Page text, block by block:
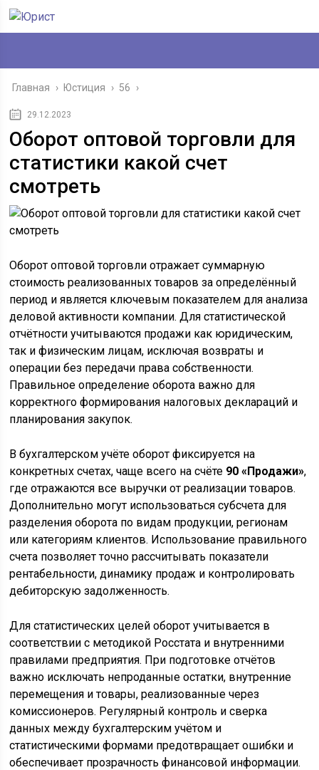
Главная › Юстиция › 56 ›
29.12.2023
Оборот оптовой торговли для
статистики какой счет
смотреть
Оборот оптовой торговли отражает суммарную
стоимость реализованных товаров за определённый
период и является ключевым показателем для анализа
деловой активности компании. Для статистической
отчётности учитываются продажи как юридическим,
так и физическим лицам, исключая возвраты и
операции без передачи права собственности.
Правильное определение оборота важно для
корректного формирования налоговых деклараций и
планирования закупок.
В бухгалтерском учёте оборот фиксируется на
конкретных счетах, чаще всего на счёте 90 «Продажи»,
где отражаются все выручки от реализации товаров.
Дополнительно могут использоваться субсчета для
разделения оборота по видам продукции, регионам
или категориям клиентов. Использование правильного
счета позволяет точно рассчитывать показатели
рентабельности, динамику продаж и контролировать
дебиторскую задолженность.
Для статистических целей оборот учитывается в
соответствии с методикой Росстата и внутренними
правилами предприятия. При подготовке отчётов
важно исключать непроданные остатки, внутренние
перемещения и товары, реализованные через
комиссионеров. Регулярный контроль и сверка
данных между бухгалтерским учётом и
статистическими формами предотвращает ошибки и
обеспечивает прозрачность финансовой информации.